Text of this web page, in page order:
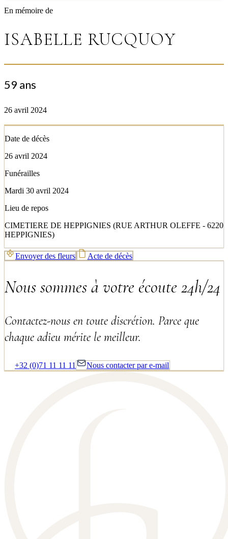
En mémoire de
ISABELLE RUCQUOY
59 ans
26 avril 2024
Date de décès
26 avril 2024
Funérailles
Mardi 30 avril 2024
Lieu de repos
CIMETIERE DE HEPPIGNIES (RUE ARTHUR OLEFFE - 6220
HEPPIGNIES)
Envoyer des fleurs Acte de décès
Nous sommes à votre écoute 24h/24
Contactez-nous en toute discrétion. Parce que
chaque adieu mérite le meilleur.
+32 (0)71 11 11 11 Nous contacter par e-mail